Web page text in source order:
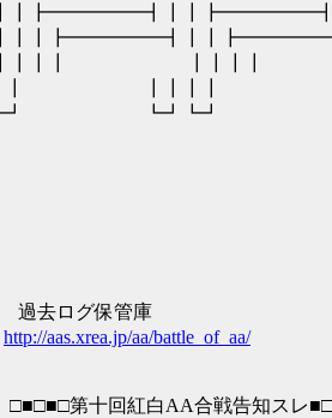
┃┃┃┃ ┃┃
┃┃┃┃
ログ保管庫
http://aas.xrea.jp/aa/battle_of_aa/
第十回紅白AA合戦告知スレ